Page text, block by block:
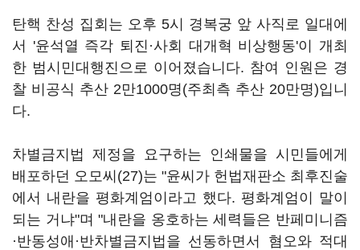
탄핵 찬성 집회는 오후 5시 경복궁 앞 사직로 일대에
서 '윤석열 즉각 퇴진·사회 대개혁 비상행동'이 개최
한 범시민대행진으로 이어졌습니다. 참여 인원은 경
찰 비공식 추산 2만1000명(주최측 추산 20만명)입니
다.
차별금지법 제정을 요구하는 인쇄물을 시민들에게
배포하던 오모씨(27)는 "윤씨가 헌법재판소 최후진술
에서 내란을 평화계엄이라고 했다. 평화계엄이 말이
되는 거냐"며 "내란을 옹호하는 세력들은 반페미니즘
·반동성애·반차별금지법을 선동하면서 혐오와 적대